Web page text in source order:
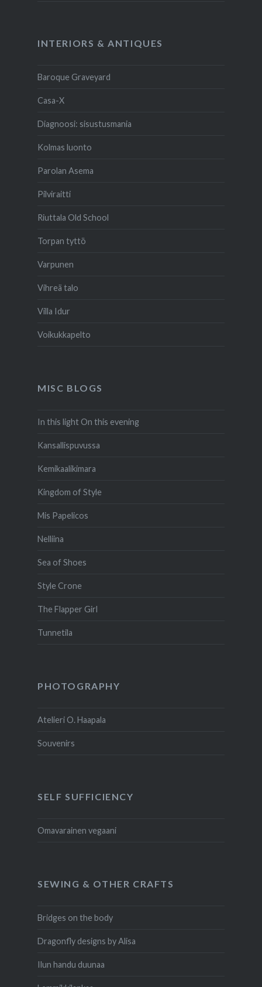
INTERIORS & ANTIQUES
Baroque Graveyard
Casa-X
Diagnoosi: sisustusmania
Kolmas luonto
Parolan Asema
Pilviraitti
Riuttala Old School
Torpan tyttö
Varpunen
Vihreä talo
Villa Idur
Voikukkapelto
MISC BLOGS
In this light On this evening
Kansallispuvussa
Kemikaalikimara
Kingdom of Style
Mis Papelicos
Nelliina
Sea of Shoes
Style Crone
The Flapper Girl
Tunnetila
PHOTOGRAPHY
Atelieri O. Haapala
Souvenirs
SELF SUFFICIENCY
Omavarainen vegaani
SEWING & OTHER CRAFTS
Bridges on the body
Dragonfly designs by Alisa
Ilun handu duunaa